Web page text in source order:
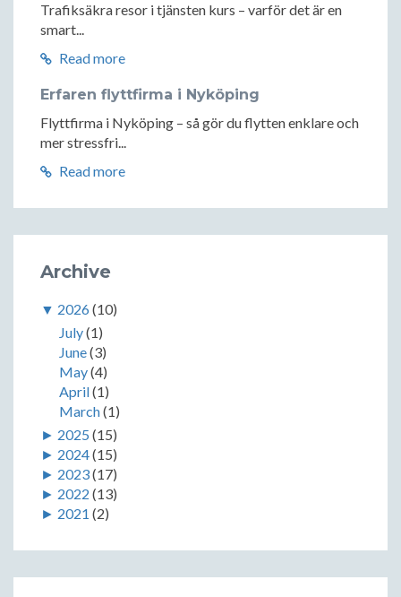
Trafiksäkra resor i tjänsten kurs – varför det är en
smart...
Read more
Erfaren flyttfirma i Nyköping
Flyttfirma i Nyköping – så gör du flytten enklare och
mer stressfri...
Read more
Archive
▼ 2026(10)
July(1)
June(3)
May(4)
April(1)
March(1)
► 2025 (15)
► 2024(15)
► 2023(17)
► 2022 (13)
► 2021 (2)